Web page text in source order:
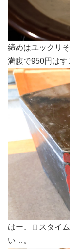
締めはユックリ
満腹で950円はす
はー。ロスタイ
い…。